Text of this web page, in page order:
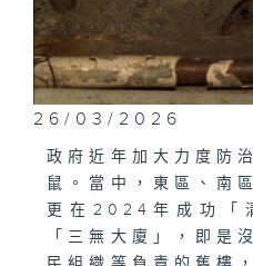
26/03/2026
政府近年加大力度防
鼠。當中，東區、南
更在2024年成功「
「三無大廈」，即是